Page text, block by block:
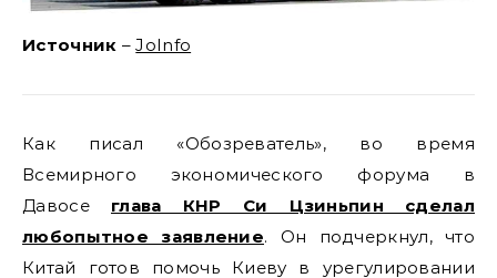
Источник –JoInfo
Как писал «Обозреватель», во время
Всемирного экономического форума в
Давосе глава КНР Си Цзиньпин сделал
любопытное заявление. Он подчеркнул, что
Китай готов помочь Киеву в урегулировании